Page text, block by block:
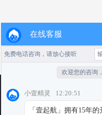
TikTok
在线客服